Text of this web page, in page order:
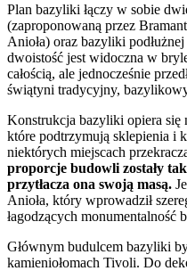
Plan bazyliki łączy w sobie
(zaproponowaną przez
Anioła) oraz bazyliki
dwoistość jest widoczna w
całością, ale jednocześnie
świątyni tradycyjny,
Konstrukcja bazyliki opiera się
które podtrzymują sklepienia i
niektórych miejscach
proporcje budowli zostały
przytłacza ona swoją masą.
Anioła, który wprowadził
łagodzących monumentalność
Głównym budulcem bazyliki
kamieniołomach Tivoli. Do